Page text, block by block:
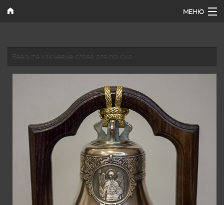
Перейти к основному содержанию
МЕНЮ
Наши работы
Контакты